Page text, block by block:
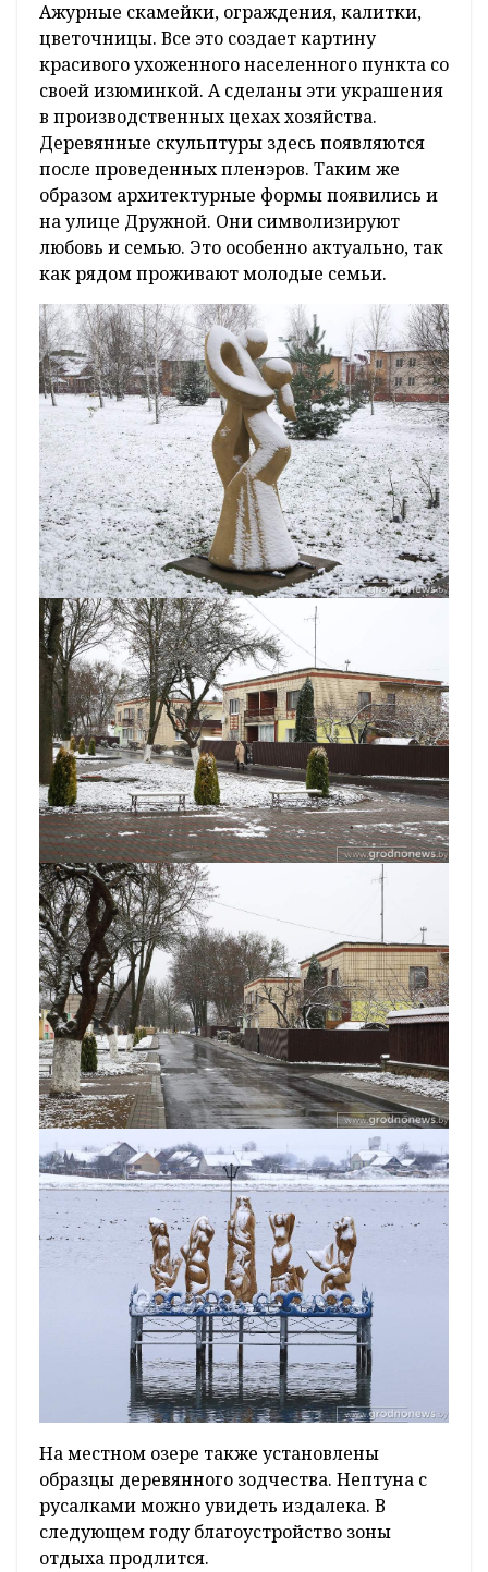
Ажурные скамейки, ограждения, калитки,
цветочницы. Все это создает картину
красивого ухоженного населенного пункта со
своей изюминкой. А сделаны эти украшения
в производственных цехах хозяйства.
Деревянные скульптуры здесь появляются
после проведенных пленэров. Таким же
образом архитектурные формы появились и
на улице Дружной. Они символизируют
любовь и семью. Это особенно актуально, так
как рядом проживают молодые семьи.
На местном озере также установлены
образцы деревянного зодчества. Нептуна с
русалками можно увидеть издалека. В
следующем году благоустройство зоны
отдыха продлится.